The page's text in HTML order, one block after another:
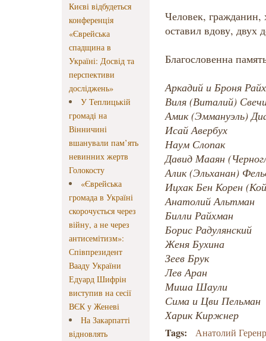
Києві відбудеться
конференція
«Єврейська
спадщина в
Україні: Досвід та
перспективи
досліджень»
У Теплицькій
громаді на
Вінничині
вшанували пам’ять
невинних жертв
Голокосту
«Єврейська
громада в Україні
скорочується через
війну, а не через
антисемітизм»:
Співпрезидент
Вааду України
Едуард Шифрін
виступив на сесії
ВЄК у Женеві
На Закарпатті
відновлять
Человек,
оставил вдову, двух
Благословенна
Аркадий и Броня
Виля (Виталий)
Амик (Эммануэль)
Исай Авербух
Наум Слопак
Давид Мааян
Алик (Эльханан)
Ицхак Бен Корен
Анатолий Альтман
Билли Райхман
Борис Радулянский
Женя Бухина
Зеев Брук
Лев Аран
Миша Шаули
Сима и Цви Пельман
Харик Киржнер
Tags: Анатолий